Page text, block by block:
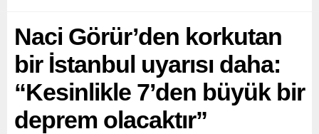
Naci Görür’den korkutan
bir İstanbul uyarısı daha:
“Kesinlikle 7’den büyük bir
deprem olacaktır”